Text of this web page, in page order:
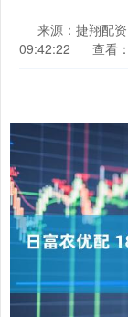
来源：捷翔配资
09:42:22
查看